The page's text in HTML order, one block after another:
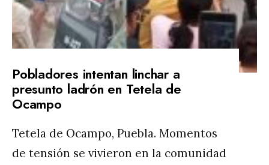
Pobladores intentan linchar a
presunto ladrón en Tetela de
Ocampo
Tetela de Ocampo, Puebla. Momentos
de tensión se vivieron en la comunidad